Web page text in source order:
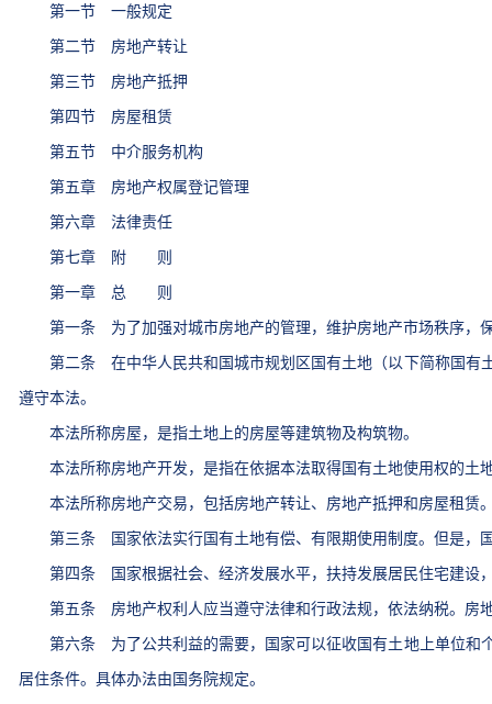
第一节 一般规定
第二节 房地产转让
第三节 房地产抵押
第四节 房屋租赁
第五节 中介服务机构
第五章 房地产权属登记管理
第六章 法律责任
第七章 附 则
第一章 总 则
第一条 为了加强对城市房地产的管理，维护房地产市场秩序，保
第二条 在中华人民共和国城市规划区国有土地（以下简称国有土
遵守本法。
本法所称房屋，是指土地上的房屋等建筑物及构筑物。
本法所称房地产开发，是指在依据本法取得国有土地使用权的土
本法所称房地产交易，包括房地产转让、房地产抵押和房屋租赁
第三条 国家依法实行国有土地有偿、有限期使用制度。但是，国
第四条 国家根据社会、经济发展水平，扶持发展居民住宅建设，
第五条 房地产权利人应当遵守法律和行政法规，依法纳税。房地
第六条 为了公共利益的需要，国家可以征收国有土地上单位和个
居住条件。具体办法由国务院规定。